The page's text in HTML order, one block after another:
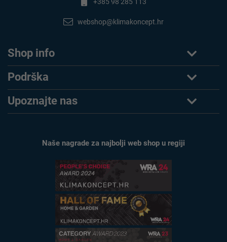
+385 98 285 113
webshop@klimakoncept.hr
Shop info
Podrška
Upoznajte nas
Naše nagrade za najbolji web shop u regiji